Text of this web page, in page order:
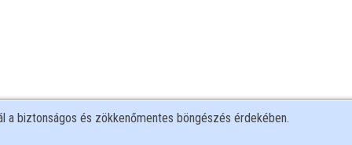
a biztonságos és zökkenőmentes böngészés érdekében.